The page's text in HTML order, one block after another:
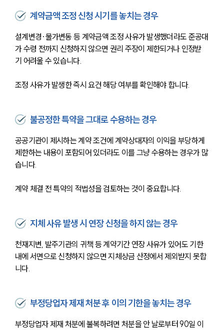
계약금액 조정 신청 시기를 놓치는 경우
설계변경·물가변동 등 계약금액 조정 사유가 발생했더라도 준공대
가 수령 전까지 신청하지 않으면 권리 주장이 제한되거나 인정받
기 어려울 수 있습니다.
조정 사유가 발생한 즉시 요건 해당 여부를 확인해야 합니다.
불공정한 특약을 그대로 수용하는 경우
공공기관이 제시하는 계약 조건에 계약상대자의 이익을 부당하게
제한하는 내용이 포함되어 있더라도 이를 그냥 수용하는 경우가 많
습니다.
계약 체결 전 특약의 적법성을 검토하는 것이 중요합니다.
지체 사유 발생 시 연장 신청을 하지 않는 경우
천재지변, 발주기관의 귀책 등 계약기간 연장 사유가 있어도 기한
내에 서면으로 신청하지 않으면 지체상금 산정에서 제외받지 못합
니다.
부정당업자 제재 처분 후 이의 기한을 놓치는 경우
부정당업자 제재 처분에 불복하려면 처분을 안 날로부터 90일 이